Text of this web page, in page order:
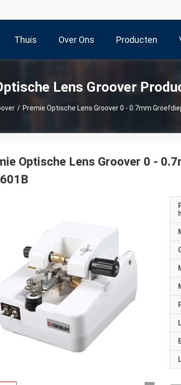
Thuis Over Ons Producten
Lens Groover
/ Premie Optische Lens Groover 0 - 0.7mm
Optische Lens Groover 0 -